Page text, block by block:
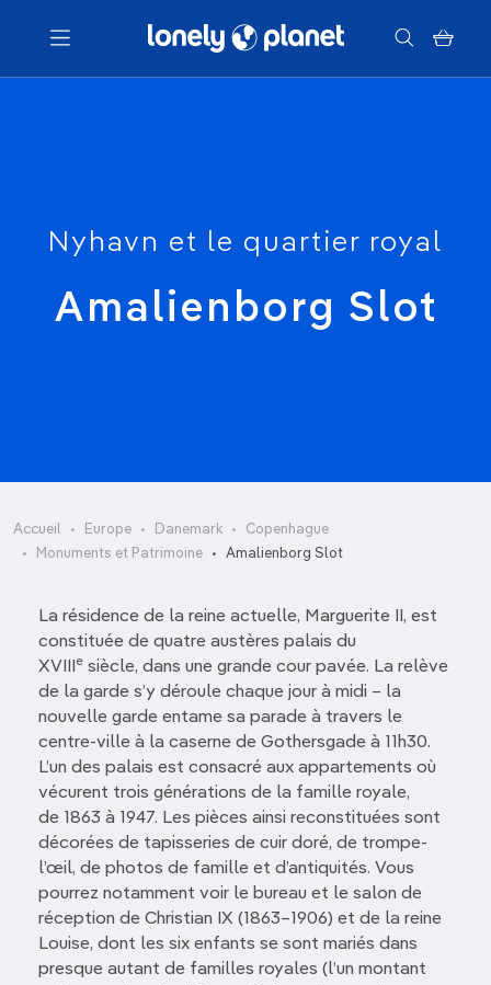
Menu
Nyhavn et le quartier royal
Amalienborg Slot
Accueil Europe Danemark
Copenhague
Monuments et Patrimoine
Amalienborg Slot
La résidence de la reine actuelle, Marguerite II, est
constituée de quatre austères palais du
XVIII
e siècle, dans une grande cour pavée. La relève
de la garde s’y déroule chaque jour à midi – la
nouvelle garde entame sa parade à travers le
centre-ville à la caserne de Gothersgade à 11h30.
L’un des palais est consacré aux appartements où
vécurent trois générations de la famille royale,
de 1863 à 1947. Les pièces ainsi reconstituées sont
décorées de tapisseries de cuir doré, de trompe-
l’œil, de photos de famille et d’antiquités. Vous
pourrez notamment voir le bureau et le salon de
réception de Christian IX (1863–1906) et de la reine
Louise, dont les six enfants se sont mariés dans
presque autant de familles royales (l’un montant